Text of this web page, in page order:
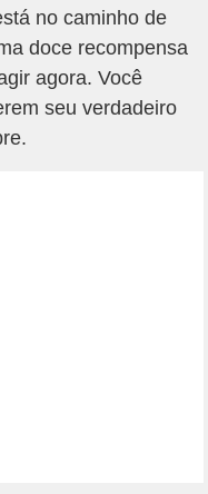
no caminho de
doce recompensa
agora. Você
seu verdadeiro